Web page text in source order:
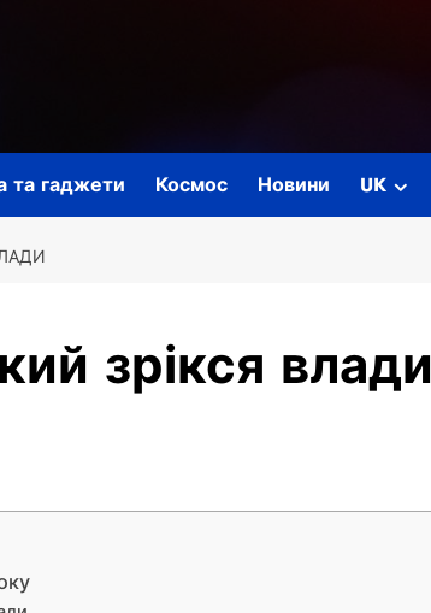
та гаджети Космос Новини UK
зрікся влади